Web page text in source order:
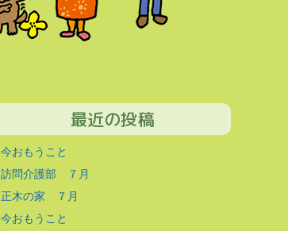
最近の投稿
今おもうこと
訪問介護部 ７月
正木の家 ７月
今おもうこと